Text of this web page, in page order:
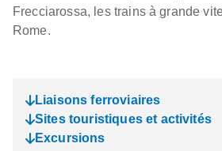
Frecciarossa, les trains à grande
Rome.
Liaisons ferroviaires
Sites touristiques et activités
Excursions